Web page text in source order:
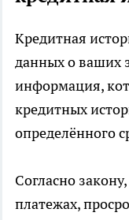
Кредитная
данных о ваших
информация,
кредитных
определённого
Согласно
платежах,